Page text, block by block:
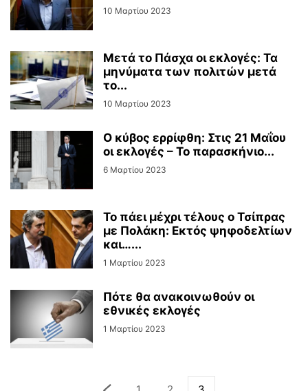
10 Μαρτίου 2023
Μετά το Πάσχα οι εκλογές: Τα
μηνύματα των πολιτών μετά
το...
10 Μαρτίου 2023
Ο κύβος ερρίφθη: Στις 21 Μαΐου
οι εκλογές – Το παρασκήνιο...
6 Μαρτίου 2023
Το πάει μέχρι τέλους ο Τσίπρας
με Πολάκη: Εκτός ψηφοδελτίων
και…...
1 Μαρτίου 2023
Πότε θα ανακοινωθούν οι
εθνικές εκλογές
1 Μαρτίου 2023